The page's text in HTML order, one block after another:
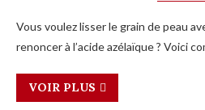
Vous voulez lisser le grain de peau
renoncer à l’acide azélaïque ? Voici
VOIR PLUS